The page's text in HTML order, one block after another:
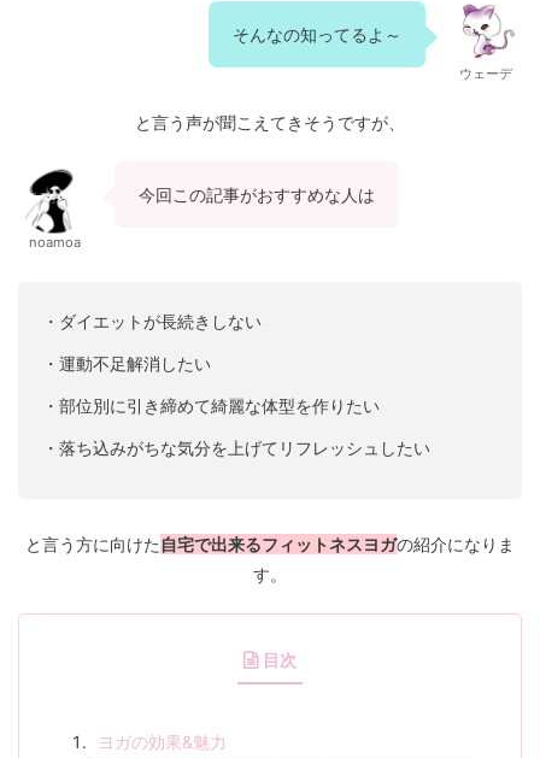
そんなの知ってるよ～
ウェーデ
と言う声が聞こえてきそうですが、
noamoa
今回この記事がおすすめな人は
・ダイエットが長続きしない
・運動不足解消したい
・部位別に引き締めて綺麗な体型を作りたい
・落ち込みがちな気分を上げてリフレッシュしたい
と言う方に向けた 自宅で出来るフィットネスヨガの紹介になりま
す。
目次
ヨガの効果&魅力